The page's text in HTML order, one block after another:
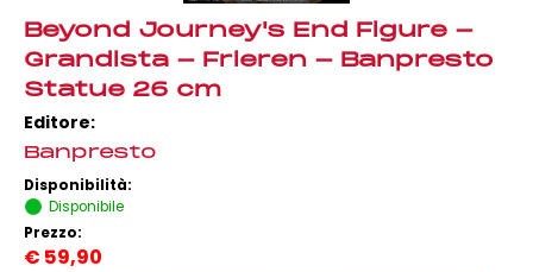
Beyond Journey's End Figure -
Grandista - Frieren - Banpresto
Statue 26 cm
Editore:
Banpresto
Disponibilità:
Disponibile
Prezzo:
€ 59,90